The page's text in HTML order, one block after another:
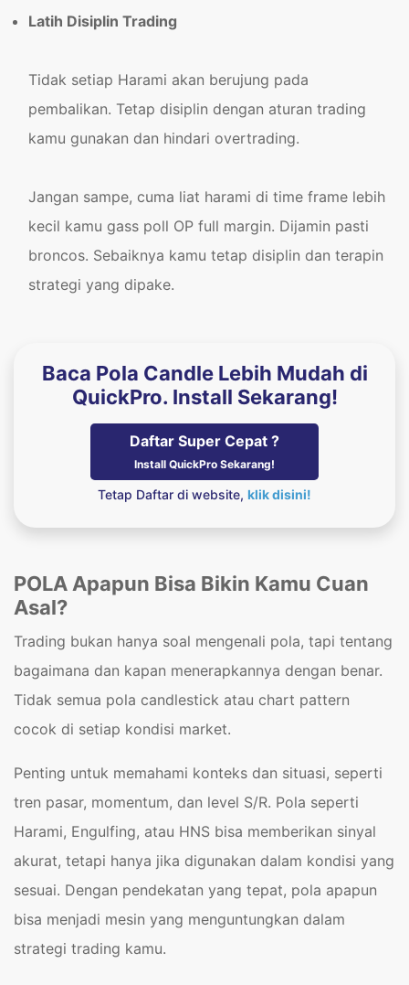
Latih Disiplin Trading
Tidak setiap Harami akan berujung pada
pembalikan. Tetap disiplin dengan aturan trading
kamu gunakan dan hindari overtrading.
Jangan sampe, cuma liat harami di time frame lebih
kecil kamu gass poll OP full margin. Dijamin pasti
broncos. Sebaiknya kamu tetap disiplin dan terapin
strategi yang dipake.
Baca Pola Candle Lebih Mudah di
QuickPro. Install Sekarang!
Daftar Super Cepat ?
Install QuickPro Sekarang!
Tetap Daftar di website, klik disini!
POLA Apapun Bisa Bikin Kamu Cuan
Asal?
Trading bukan hanya soal mengenali pola, tapi tentang
bagaimana dan kapan menerapkannya dengan benar.
Tidak semua pola candlestick atau chart pattern
cocok di setiap kondisi market.
Penting untuk memahami konteks dan situasi, seperti
tren pasar, momentum, dan level S/R. Pola seperti
Harami, Engulfing, atau HNS bisa memberikan sinyal
akurat, tetapi hanya jika digunakan dalam kondisi yang
sesuai. Dengan pendekatan yang tepat, pola apapun
bisa menjadi mesin yang menguntungkan dalam
strategi trading kamu.